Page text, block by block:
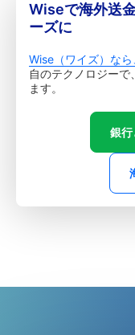
Wiseで海外送
ーズに
Wise（ワイズ）な
自のテクノロジー
ます。
銀